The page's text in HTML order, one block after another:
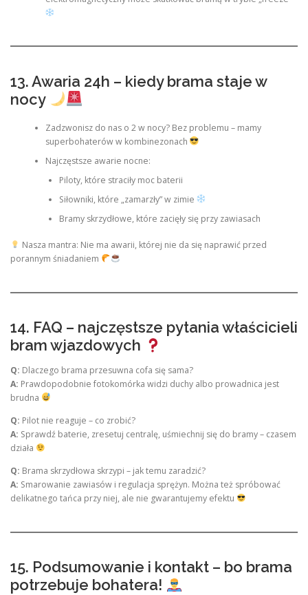
13. Awaria 24h – kiedy brama staje w
nocy
Zadzwonisz do nas o 2 w nocy? Bez problemu – mamy
superbohaterów w kombinezonach
Najczęstsze awarie nocne:
Piloty, które straciły moc baterii
Siłowniki, które „zamarzły” w zimie
Bramy skrzydłowe, które zacięły się przy zawiasach
Nasza mantra: Nie ma awarii, której nie da się naprawić przed
porannym śniadaniem
14. FAQ – najczęstsze pytania właścicieli
bram wjazdowych
Q: Dlaczego brama przesuwna cofa się sama?
A: Prawdopodobnie fotokomórka widzi duchy albo prowadnica jest
brudna
Q: Pilot nie reaguje – co zrobić?
A: Sprawdź baterie, zresetuj centralę, uśmiechnij się do bramy – czasem
działa
Q: Brama skrzydłowa skrzypi – jak temu zaradzić?
A: Smarowanie zawiasów i regulacja sprężyn. Można też spróbować
delikatnego tańca przy niej, ale nie gwarantujemy efektu
15. Podsumowanie i kontakt – bo brama
potrzebuje bohatera!